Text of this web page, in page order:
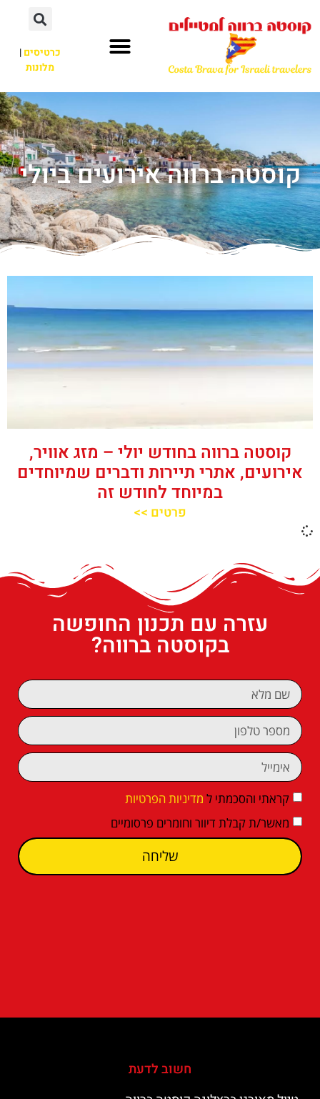
כרטיסים|
מלונות
קוסטה ברווה אירועים ביולי
קוסטה ברווה בחודש יולי – מזג אוויר,
אירועים, אתרי תיירות ודברים שמיוחדים
במיוחד לחודש זה
פרטים >>
עזרה עם תכנון החופשה
בקוסטה ברווה?
קראתי והסכמתי ל מדיניות הפרטיות
מאשר/ת קבלת דיוור וחומרים פרסומיים
שליחה
חשוב לדעת